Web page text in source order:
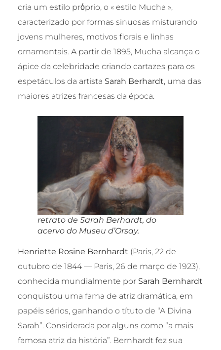
cria um estilo prόprio, o « estilo Mucha »,
caracterizado por formas sinuosas misturando
jovens mulheres, motivos florais e linhas
ornamentais. A partir de 1895, Mucha alcança o
ápice da celebridade criando cartazes para os
espetáculos da artista Sarah Berhardt, uma das
maiores atrizes francesas da época.
retrato de Sarah Berhardt, do
acervo do Museu d’Orsay.
Henriette Rosine Bernhardt (Paris, 22 de
outubro de 1844 — Paris, 26 de março de 1923),
conhecida mundialmente por Sarah Bernhardt
conquistou uma fama de atriz dramática, em
papéis sérios, ganhando o títuto de “A Divina
Sarah”. Considerada por alguns como “a mais
famosa atriz da história”. Bernhardt fez sua